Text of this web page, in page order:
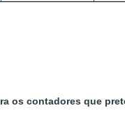
os contadores que